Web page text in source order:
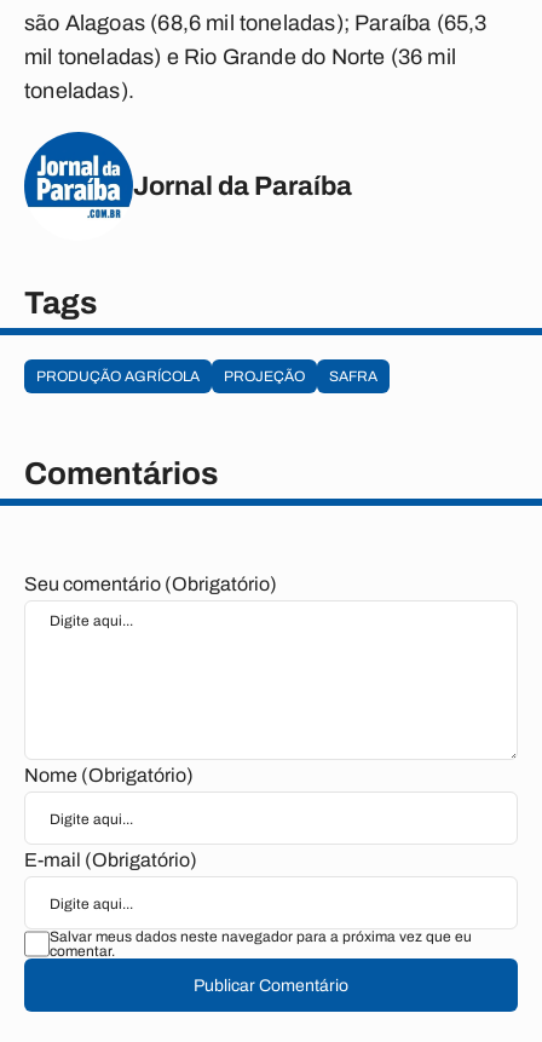
são Alagoas (68,6 mil toneladas); Paraíba (65,3
mil toneladas) e Rio Grande do Norte (36 mil
toneladas).
Jornal da Paraíba
Tags
PRODUÇÃO AGRÍCOLA PROJEÇÃO SAFRA
Comentários
Seu comentário (Obrigatório)
Nome (Obrigatório)
E-mail (Obrigatório)
Salvar meus dados neste navegador para a próxima vez que eu
comentar.
Publicar Comentário